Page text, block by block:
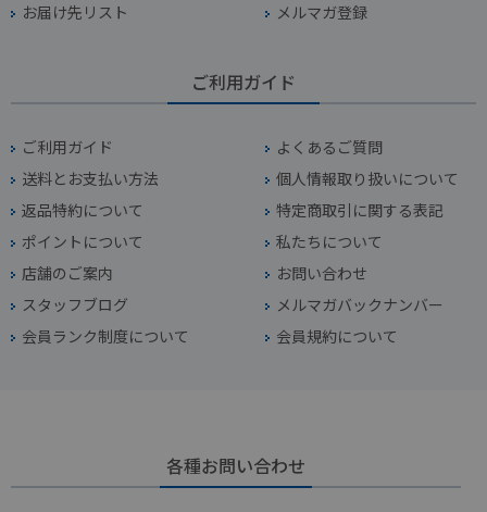
お届け先リスト
メルマガ登録
ご利用ガイド
ご利用ガイド
よくあるご質問
送料とお支払い方法
個人情報取り扱いについて
返品特約について
特定商取引に関する表記
ポイントについて
私たちについて
店舗のご案内
お問い合わせ
スタッフブログ
メルマガバックナンバー
会員ランク制度について
会員規約について
各種お問い合わせ